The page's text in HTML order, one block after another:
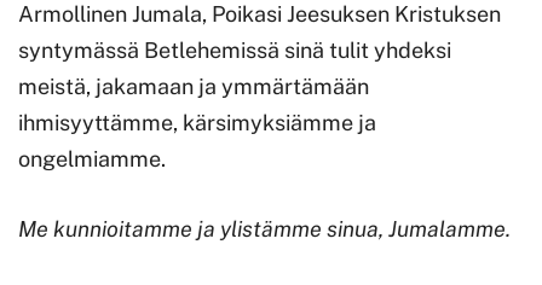
Armollinen Jumala, Poikasi Jeesuksen Kristuksen
syntymässä Betlehemissä sinä tulit yhdeksi
meistä, jakamaan ja ymmärtämään
ihmisyyttämme, kärsimyksiämme ja
ongelmiamme.
Me kunnioitamme ja ylistämme sinua, Jumalamme.